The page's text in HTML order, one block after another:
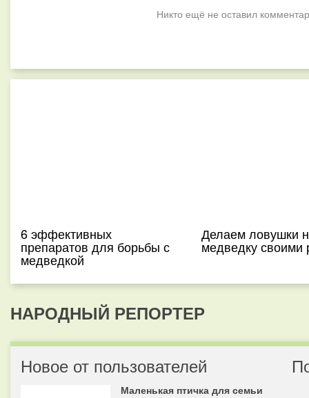
Никто ещё не оставил
6 эффективных
препаратов для борьбы с
медведкой
Делаем ловушки
медведку своими
НАРОДНЫЙ РЕПОРТЕР
Новое от пользователей
Маленькая птичка для семьи